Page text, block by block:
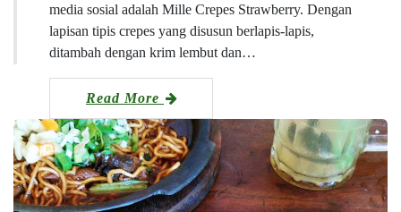
media sosial adalah Mille Crepes Strawberry. Dengan
lapisan tipis crepes yang disusun berlapis-lapis,
ditambah dengan krim lembut dan…
Read More